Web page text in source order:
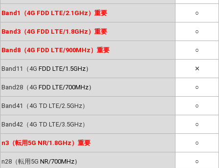
Band1（4G FDD LTE/2.1GHz）重要 ○
Band3（4G FDD LTE/1.8GHz）重要 ○
Band8（4G FDD LTE/900MHz）重要 ○
Band11（4G FDD LTE/1.5GHz） ✕
Band28（4G FDD LTE/700MHz） ○
Band41（4G TD LTE/2.5GHz） ○
Band42（4G TD LTE/3.5GHz） ○
n3（転用5G NR/1.8GHz）重要 ○
n28（転用5G NR/700MHz） ○